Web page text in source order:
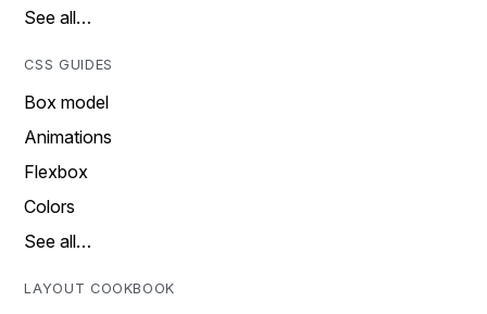
See all…
CSS GUIDES
Box model
Animations
Flexbox
Colors
See all…
LAYOUT COOKBOOK